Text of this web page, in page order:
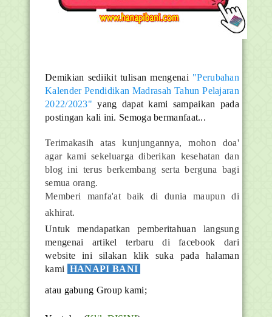
Demikian sediikit tulisan mengenai "Perubahan
Kalender Pendidikan Madrasah Tahun Pelajaran
2022/2023" yang dapat kami sampaikan pada
postingan kali ini. Semoga bermanfaat...
Terimakasih atas kunjungannya, mohon doa'
agar kami sekeluarga diberikan kesehatan dan
blog ini terus berkembang serta berguna bagi
semua orang.
Memberi manfa'at baik di dunia maupun di
akhirat.
Untuk mendapatkan pemberitahuan langsung
mengenai artikel terbaru di facebook dari
website ini silakan klik suka pada halaman
kami HANAPI BANI
atau gabung Group kami;